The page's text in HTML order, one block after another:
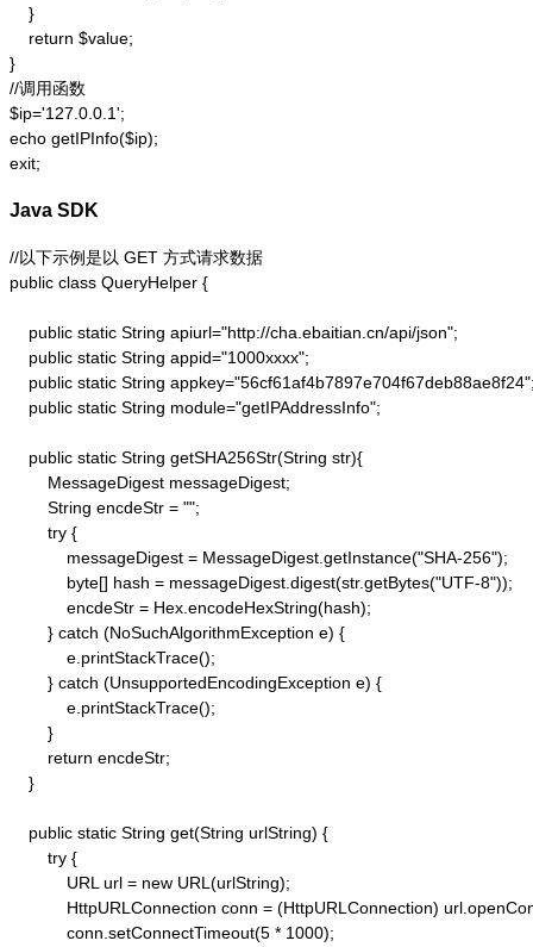
    }
    return $value;
}
//调用函数
$ip='127.0.0.1';
echo getIPInfo($ip);
exit;
Java SDK
//以下示例是以 GET 方式请求数据
public class QueryHelper {
    public static String apiurl="http://cha.ebaitian.cn/api/json";
    public static String appid="1000xxxx";
public static String
    public static String module="getIPAddressInfo";
    public static String getSHA256Str(String str){
        MessageDigest messageDigest;
        String encdeStr = "";
        try {
            messageDigest = MessageDigest.getInstance("SHA-256");
            byte[] hash = messageDigest.digest(str.getBytes("UTF-8"));
            encdeStr = Hex.encodeHexString(hash);
        } catch (NoSuchAlgorithmException e) {
            e.printStackTrace();
        } catch (UnsupportedEncodingException e) {
            e.printStackTrace();
        }
        return encdeStr;
    }
    public static String get(String urlString) {
        try {
            URL url = new URL(urlString);
HttpURLConnection conn = (HttpURLConnection)
            conn.setConnectTimeout(5 * 1000);